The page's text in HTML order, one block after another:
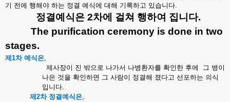
기 전에 행해야 하는 정결 예식에 대해 기록하고 있습니다.
정결예식은 2차에 걸쳐 행하여 집니다.
The purification ceremony is done in two
stages.
제 1차 예식은,
제사장이 진 밖으로 나가서 나병환자를 확인한 후에 그 병이
나은 것을 확인하면 그 사람이 정결해 졌다고 선포하는 의식
입니다.
제 2차 정결예식은,